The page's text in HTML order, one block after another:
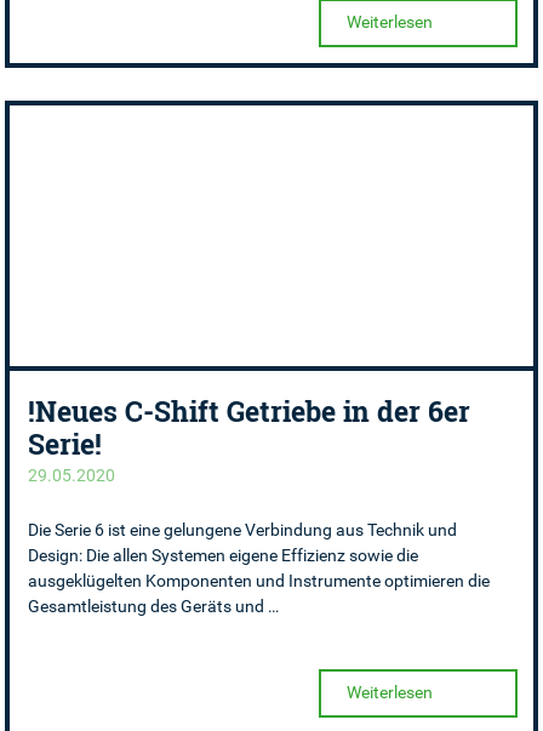
Weiterlesen
29.05.2020
!Neues C-Shift Getriebe in der 6er
Serie!
Die Serie 6 ist eine gelungene Verbindung aus Technik und
Design: Die allen Systemen eigene Effizienz sowie die
ausgeklügelten Komponenten und Instrumente optimieren die
Gesamtleistung des Geräts und …
Weiterlesen